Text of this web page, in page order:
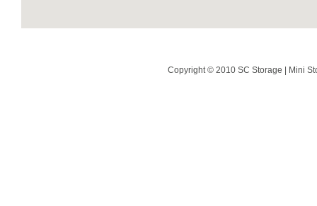
Copyright © 2010 SC Storage | Mini